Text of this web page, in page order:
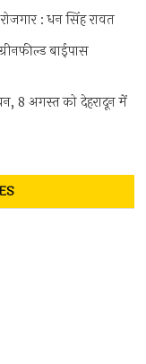
: धन सिंह रावत
बाईपास
8 अगस्त को देहरादून में